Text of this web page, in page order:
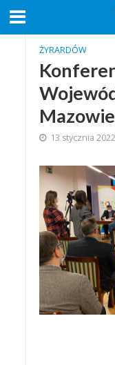
ŻYRARDÓW
13 stycznia 2022